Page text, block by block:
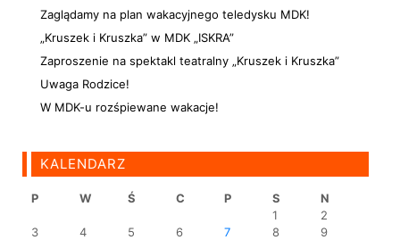
Zaglądamy na plan wakacyjnego teledysku MDK!
„Kruszek i Kruszka” w MDK „ISKRA”
Zaproszenie na spektakl teatralny „Kruszek i Kruszka”
Uwaga Rodzice!
W MDK-u rozśpiewane wakacje!
KALENDARZ
P W Ś C P S
N
1
2
3
4 5 6 7 8
9